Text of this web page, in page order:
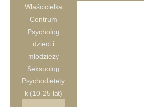
Właścicielka
Centrum
Psycholog
dzieci i
młodzieży
Seksuolog
Psychodietety
k (10-25 lat)